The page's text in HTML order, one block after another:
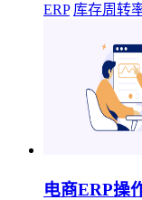
ERP 库存周转
电商ERP操